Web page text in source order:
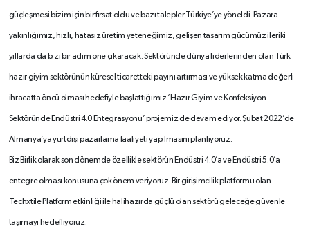
güçleşmesi bizim için bir fırsat oldu ve bazı talepler Türkiye’ye yöneldi. Pazara
yakınlığımız, hızlı, hatasız üretim yeteneğimiz, gelişen tasarım gücümüz ileriki
yıllarda da bizi bir adım öne çıkaracak. Sektöründe dünya liderlerinden olan Türk
hazır giyim sektörünün küresel ticaretteki payını artırması ve yüksek katma değerli
ihracatta öncü olması hedefiyle başlattığımız ‘Hazır Giyim ve Konfeksiyon
Sektöründe Endüstri 4.0 Entegrasyonu’ projemiz de devam ediyor. Şubat 2022’de
Almanya’ya yurtdışı pazarlama faaliyeti yapılmasını planlıyoruz.
Biz Birlik olarak son dönemde özellikle sektörün Endüstri 4.0’a ve Endüstri 5.0’a
entegre olması konusuna çok önem veriyoruz. Bir girişimcilik platformu olan
Techxtile Platform etkinliği ile halihazırda güçlü olan sektörü geleceğe güvenle
taşımayı hedefliyoruz.